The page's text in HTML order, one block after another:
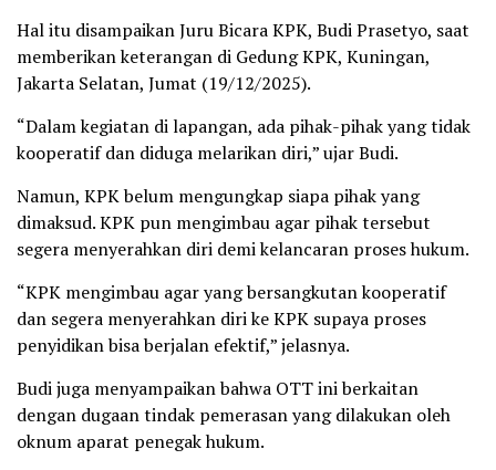
Hal itu disampaikan Juru Bicara KPK, Budi Prasetyo, saat
memberikan keterangan di Gedung KPK, Kuningan,
Jakarta Selatan, Jumat (19/12/2025).
“Dalam kegiatan di lapangan, ada pihak-pihak yang tidak
kooperatif dan diduga melarikan diri,” ujar Budi.
Namun, KPK belum mengungkap siapa pihak yang
dimaksud. KPK pun mengimbau agar pihak tersebut
segera menyerahkan diri demi kelancaran proses hukum.
“KPK mengimbau agar yang bersangkutan kooperatif
dan segera menyerahkan diri ke KPK supaya proses
penyidikan bisa berjalan efektif,” jelasnya.
Budi juga menyampaikan bahwa OTT ini berkaitan
dengan dugaan tindak pemerasan yang dilakukan oleh
oknum aparat penegak hukum.